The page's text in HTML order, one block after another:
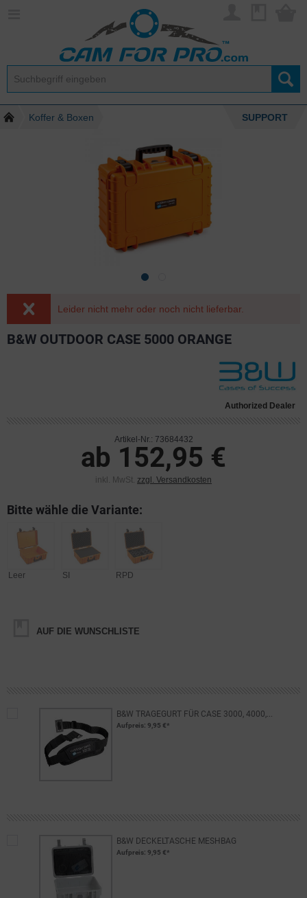
Koffer & Boxen SUPPORT
Leider nicht mehr oder noch nicht lieferbar.
B&W OUTDOOR CASE 5000 ORANGE
Authorized Dealer
Artikel-Nr.: 73684432
ab 152,95 €
inkl. MwSt. zzgl. Versandkosten
Bitte wähle die Variante:
Leer SI RPD
AUF DIE WUNSCHLISTE
B&W TRAGEGURT FÜR CASE 3000, 4000,...
Aufpreis: 9,95 €*
B&W DECKELTASCHE MESHBAG
Aufpreis: 9,95 €*